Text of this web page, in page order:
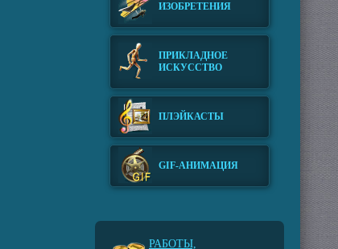
ИЗОБРЕТЕНИЯ
ПРИКЛАДНОЕ
ИСКУССТВО
ПЛЭЙКАСТЫ
GIF-АНИМАЦИЯ
РАБОТЫ,